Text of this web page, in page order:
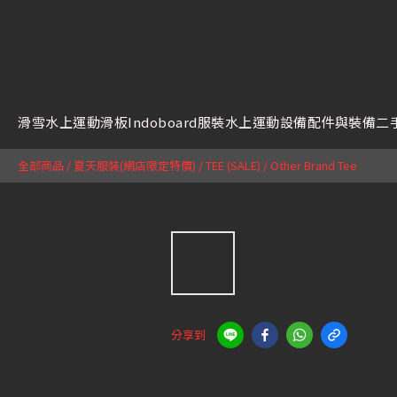
滑雪水上運動滑板Indoboard服裝水上運動設備配件與裝備二
全部商品 / 夏天服裝(網店限定特價) /TEE (SALE) /Other Brand Tee
分享到